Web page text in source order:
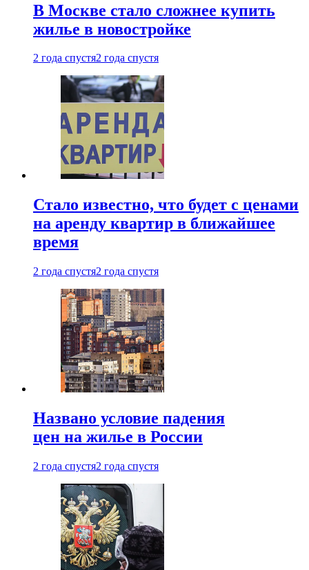
В Москве стало сложнее купить
жилье в новостройке
2 года спустя2 года спустя
Стало известно, что будет с ценами
на аренду квартир в ближайшее
время
2 года спустя2 года спустя
Названо условие падения
цен на жилье в России
2 года спустя2 года спустя